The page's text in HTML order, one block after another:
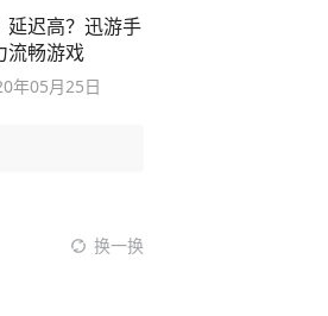
延迟高？迅游手
流畅游戏
年05月25日
换一换